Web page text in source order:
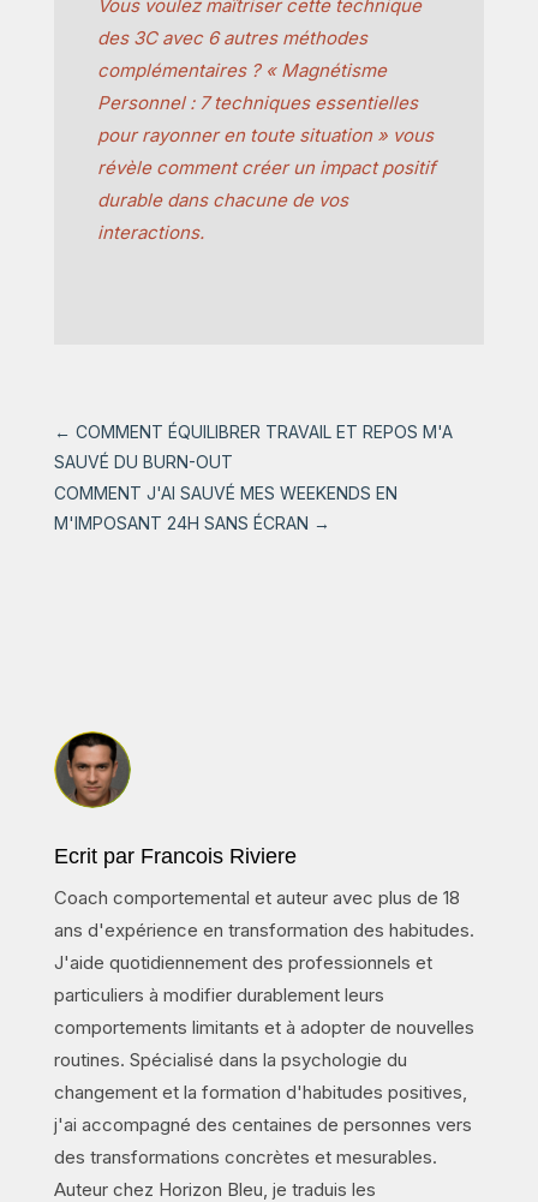
Vous voulez maîtriser cette technique
des 3C avec 6 autres méthodes
complémentaires ? « Magnétisme
Personnel : 7 techniques essentielles
pour rayonner en toute situation » vous
révèle comment créer un impact positif
durable dans chacune de vos
interactions.
← COMMENT ÉQUILIBRER TRAVAIL ET REPOS M'A
SAUVÉ DU BURN-OUT
COMMENT J'AI SAUVÉ MES WEEKENDS EN
M'IMPOSANT 24H SANS ÉCRAN →
Ecrit par Francois Riviere
Coach comportemental et auteur avec plus de 18
ans d'expérience en transformation des habitudes.
J'aide quotidiennement des professionnels et
particuliers à modifier durablement leurs
comportements limitants et à adopter de nouvelles
routines. Spécialisé dans la psychologie du
changement et la formation d'habitudes positives,
j'ai accompagné des centaines de personnes vers
des transformations concrètes et mesurables.
Auteur chez Horizon Bleu, je traduis les